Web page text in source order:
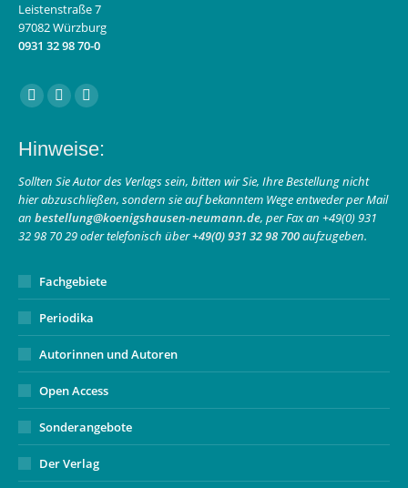
Leistenstraße 7
97082 Würzburg
0931 32 98 70-0
Finden Sie uns auf:
Facebook
opens
in
new
window
Instagram
opens
in
new
window
E-
page
opens
in
new
window
Hinweise:
Sollten Sie Autor des Verlags sein, bitten wir Sie, Ihre Bestellung nicht
hier abzuschließen, sondern sie auf bekanntem Wege entweder per Mail
an bestellung@koenigshausen-neumann.de, per Fax an +49(0) 931
32 98 70 29 oder telefonisch über+49(0) 931 32 98 700aufzugeben.
Fachgebiete
Periodika
Autorinnen und Autoren
Open Access
Sonderangebote
Der Verlag